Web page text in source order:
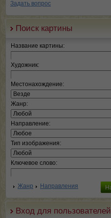
Задать вопрос
Поиск картины
Название картины:
Художник:
Местонахождение:
Жанр:
Направление:
Тип изображения:
Ключевое слово:
Жанр Направления
Вход для пользователей